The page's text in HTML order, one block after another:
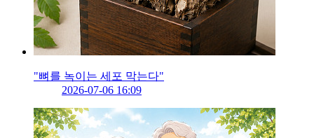
"뼈를 녹이는 세포 막는다"
2026-07-06 16:09